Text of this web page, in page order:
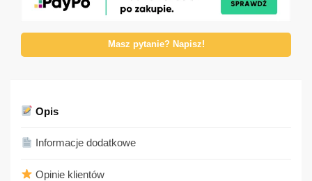
Masz pytanie? Napisz!
Opis
Informacje dodatkowe
Opinie klientów